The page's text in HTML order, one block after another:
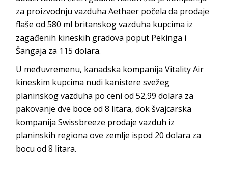
za proizvodnju vazduha Aethaer počela da prodaje
flaše od 580 ml britanskog vazduha kupcima iz
zagađenih kineskih gradova poput Pekinga i
Šangaja za 115 dolara.
U međuvremenu, kanadska kompanija Vitality Air
kineskim kupcima nudi kanistere svežeg
planinskog vazduha po ceni od 52,99 dolara za
pakovanje dve boce od 8 litara, dok švajcarska
kompanija Swissbreeze prodaje vazduh iz
planinskih regiona ove zemlje ispod 20 dolara za
bocu od 8 litara.